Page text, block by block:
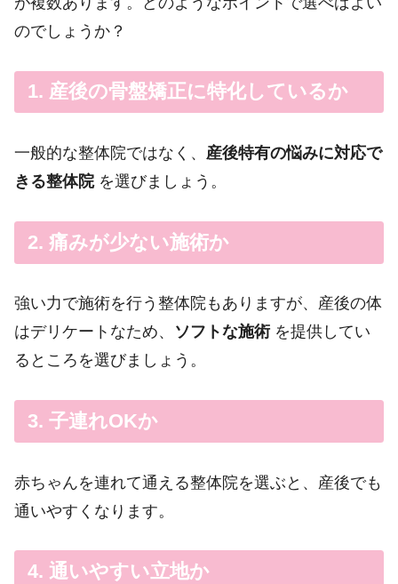
のでしょうか？
1. 産後の骨盤矯正に特化しているか
一般的な整体院ではなく、 産後特有の悩みに対応で
きる整体院を選びましょう。
2. 痛みが少ない施術か
強い力で施術を行う整体院もありますが、産後の体
はデリケートなため、 ソフトな施術を提供してい
るところを選びましょう。
3. 子連れOKか
赤ちゃんを連れて通える整体院を選ぶと、産後でも
通いやすくなります。
4. 通いやすい立地か